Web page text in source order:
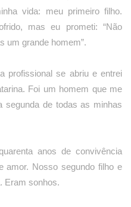
vida: meu primeiro filho.
mas eu prometi: “Não
um grande homem”.
profissional se abriu e entrei
Foi um homem que me
segunda de todas as minhas
anos de convivência
amor. Nosso segundo filho e
Eram sonhos.